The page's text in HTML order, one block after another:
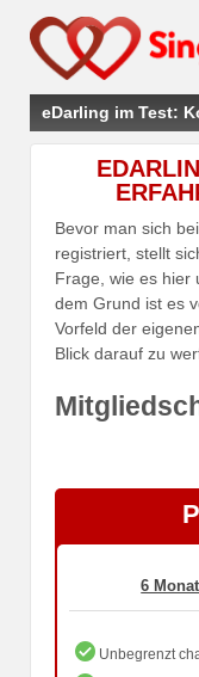
eDarling im Test:
Bevor man sich
registriert, stellt
Frage, wie es hier
dem Grund ist es
Vorfeld der
Blick darauf zu
Unbegrenzt